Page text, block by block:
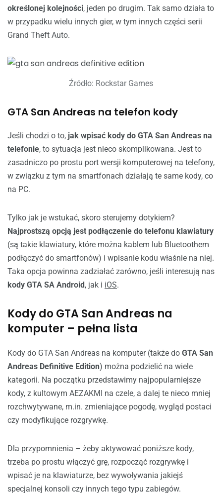
określonej kolejności, jeden po drugim. Tak samo działa to
w przypadku wielu innych gier, w tym innych części serii
Grand Theft Auto.
Źródło: Rockstar Games
GTA San Andreas na telefon kody
Jeśli chodzi o to, jak wpisać kody do GTA San Andreas na
telefonie, to sytuacja jest nieco skomplikowana. Jest to
zasadniczo po prostu port wersji komputerowej na telefony,
w związku z tym na smartfonach działają te same kody, co
na PC.
Tylko jak je wstukać, skoro sterujemy dotykiem?
Najprostszą opcją jest podłączenie do telefonu klawiatury
(są takie klawiatury, które można kablem lub Bluetoothem
podłączyć do smartfonów) i wpisanie kodu właśnie na niej.
Taka opcja powinna zadziałać zarówno, jeśli interesują nas
kody GTA SA Android, jak i iOS.
Kody do GTA San Andreas na
komputer – pełna lista
Kody do GTA San Andreas na komputer (także do GTA San
Andreas Definitive Edition) można podzielić na wiele
kategorii. Na początku przedstawimy najpopularniejsze
kody, z kultowym AEZAKMI na czele, a dalej te nieco mniej
rozchwytywane, m.in. zmieniające pogodę, wygląd postaci
czy modyfikujące rozgrywkę.
Dla przypomnienia – żeby aktywować poniższe kody,
trzeba po prostu włączyć grę, rozpocząć rozgrywkę i
wpisać je na klawiaturze, bez wywoływania jakiejś
specjalnej konsoli czy innych tego typu zabiegów.